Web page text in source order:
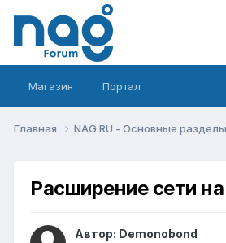
Магазин Портал
Главная NAG.RU - Основные разделы
Расширение сети
Автор: Demonobond